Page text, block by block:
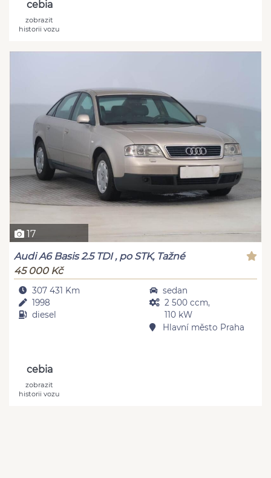
cebia
zobrazit
historii vozu
17
Audi A6 Basis 2.5 TDI , po STK, Tažné
45 000 Kč
307 431 Km
1998
diesel
sedan
2 500 ccm,
110 kW
Hlavní město Praha
cebia
zobrazit
historii vozu